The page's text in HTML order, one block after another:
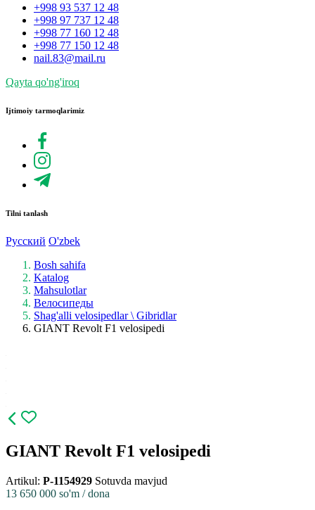
+998 93 537 12 48
+998 97 737 12 48
+998 77 160 12 48
+998 77 150 12 48
nail.83@mail.ru
Qayta qo'ng'iroq
Ijtimoiy tarmoqlarimiz
Tilni tanlash
Русский O'zbek
Bosh sahifa
Katalog
Mahsulotlar
Велосипеды
Shag'alli velosipedlar \ Gibridlar
GIANT Revolt F1 velosipedi
GIANT Revolt F1 velosipedi
Artikul: P-1154929 Sotuvda mavjud
13 650 000 so'm / dona